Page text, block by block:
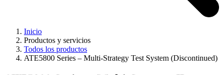
Inicio
Productos y servicios
Todos los productos
ATE5800 Series – Multi-Strategy Test System (Discontinued)